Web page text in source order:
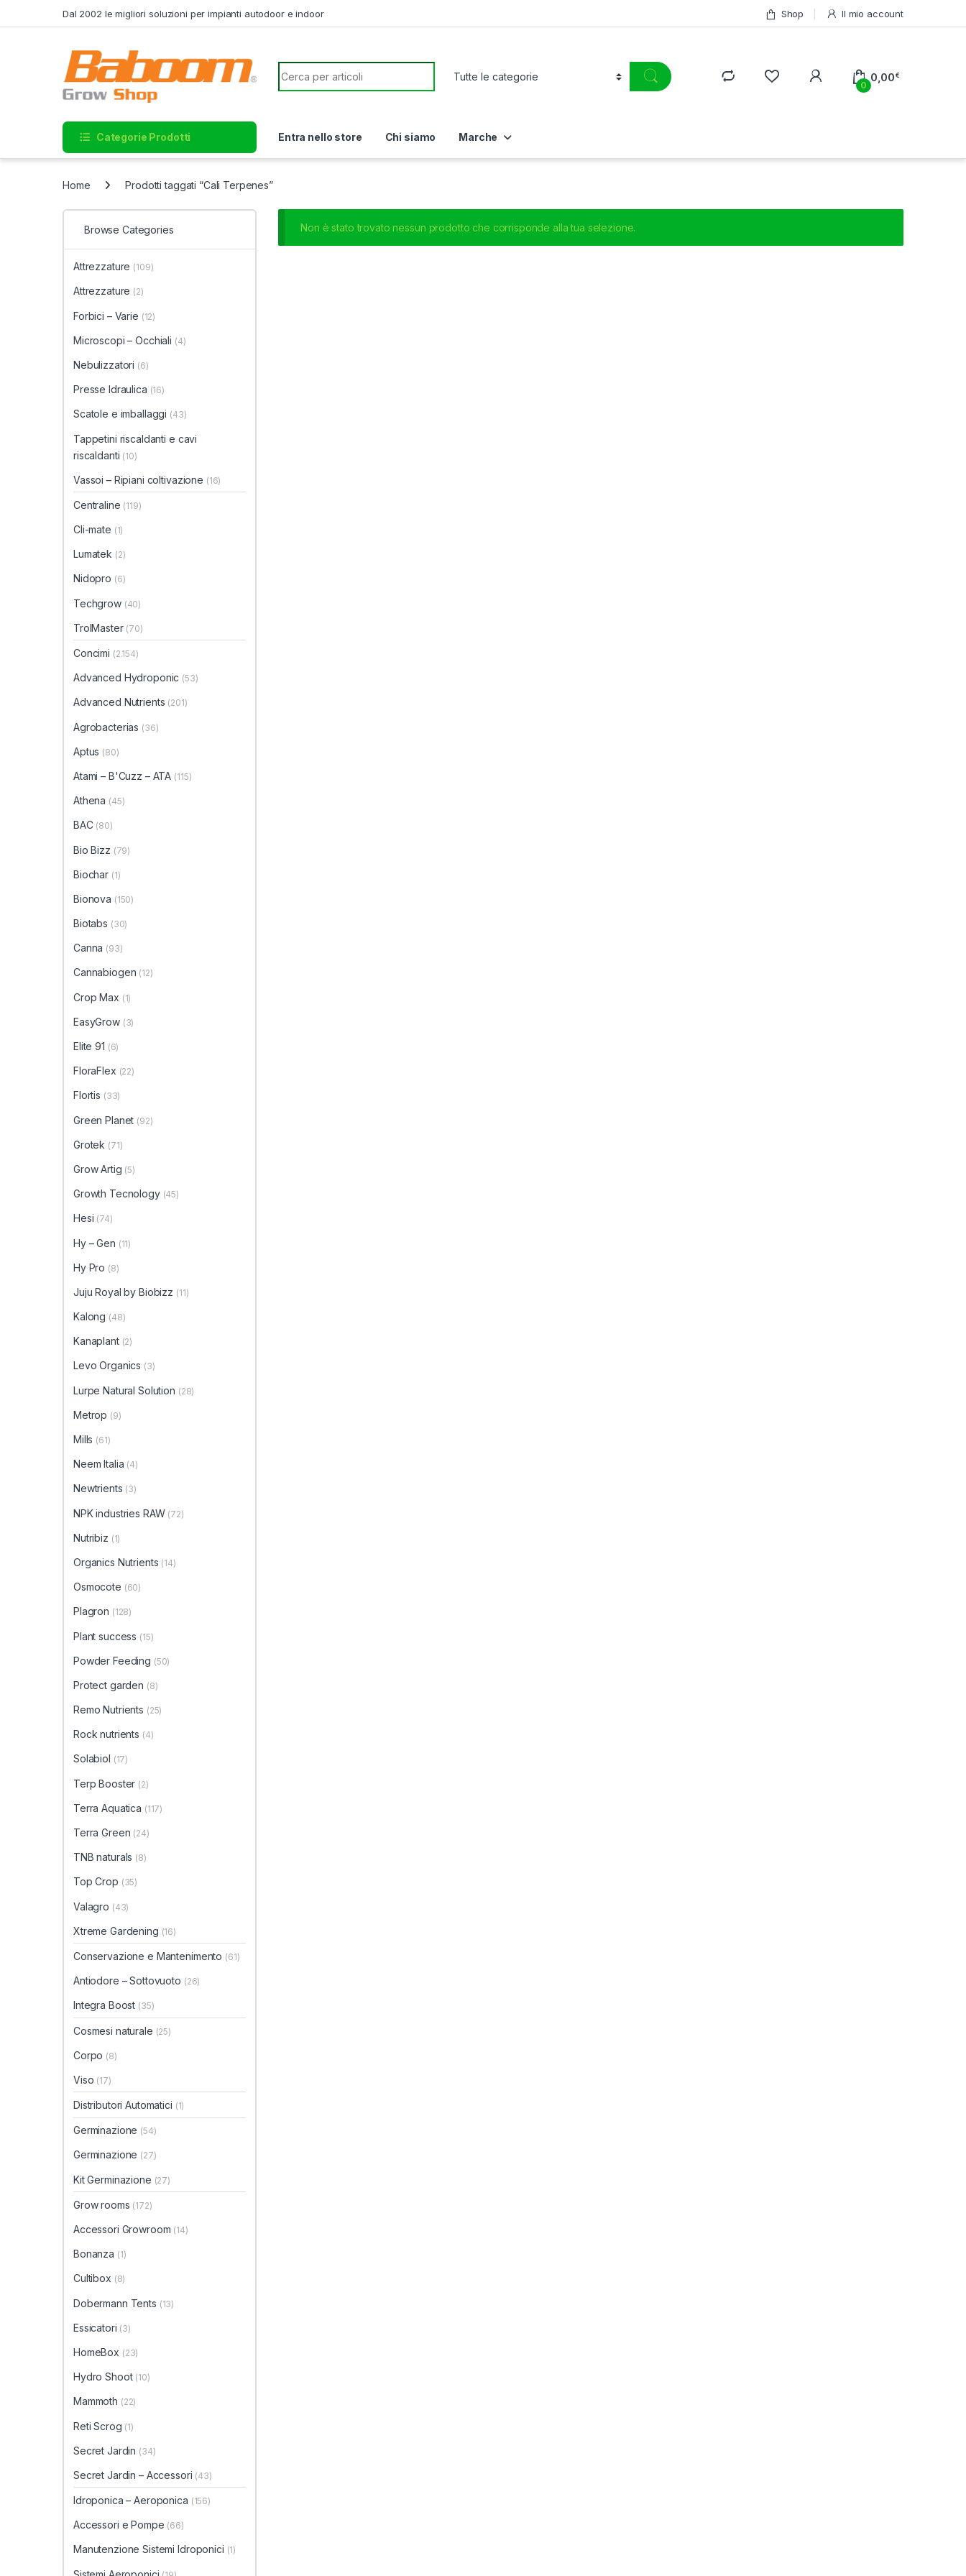
Dal 2002 le migliori soluzioni per impianti autodoor e indoor Shop Il mio account
Search for:
0
0,00€
Categorie Prodotti Entra nello store Chi siamo Marche
Home Prodotti taggati “Cali Terpenes”
Non è stato trovato nessun prodotto che corrisponde alla tua selezione.
Browse Categories
Attrezzature (109)
Attrezzature (2)
Forbici – Varie (12)
Microscopi – Occhiali (4)
Nebulizzatori (6)
Presse Idraulica (16)
Scatole e imballaggi (43)
Tappetini riscaldanti e cavi
riscaldanti (10)
Vassoi – Ripiani coltivazione (16)
Centraline (119)
Cli-mate (1)
Lumatek (2)
Nidopro (6)
Techgrow (40)
TrolMaster (70)
Concimi (2.154)
Advanced Hydroponic (53)
Advanced Nutrients (201)
Agrobacterias (36)
Aptus (80)
Atami – B'Cuzz – ATA (115)
Athena (45)
BAC (80)
Bio Bizz (79)
Biochar (1)
Bionova (150)
Biotabs (30)
Canna (93)
Cannabiogen (12)
Crop Max (1)
EasyGrow (3)
Elite 91 (6)
FloraFlex (22)
Flortis (33)
Green Planet (92)
Grotek (71)
Grow Artig (5)
Growth Tecnology (45)
Hesi (74)
Hy – Gen (11)
Hy Pro (8)
Juju Royal by Biobizz (11)
Kalong (48)
Kanaplant (2)
Levo Organics (3)
Lurpe Natural Solution (28)
Metrop (9)
Mills (61)
Neem Italia (4)
Newtrients (3)
NPK industries RAW (72)
Nutribiz (1)
Organics Nutrients (14)
Osmocote (60)
Plagron (128)
Plant success (15)
Powder Feeding (50)
Protect garden (8)
Remo Nutrients (25)
Rock nutrients (4)
Solabiol (17)
Terp Booster (2)
Terra Aquatica (117)
Terra Green (24)
TNB naturals (8)
Top Crop (35)
Valagro (43)
Xtreme Gardening (16)
Conservazione e Mantenimento (61)
Antiodore – Sottovuoto (26)
Integra Boost (35)
Cosmesi naturale (25)
Corpo (8)
Viso (17)
Distributori Automatici (1)
Germinazione (54)
Germinazione (27)
Kit Germinazione (27)
Grow rooms (172)
Accessori Growroom (14)
Bonanza (1)
Cultibox (8)
Dobermann Tents (13)
Essicatori (3)
HomeBox (23)
Hydro Shoot (10)
Mammoth (22)
Reti Scrog (1)
Secret Jardin (34)
Secret Jardin – Accessori (43)
Idroponica – Aeroponica (156)
Accessori e Pompe (66)
Manutenzione Sistemi Idroponici (1)